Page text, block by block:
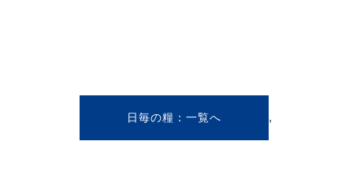
日毎の糧 ,